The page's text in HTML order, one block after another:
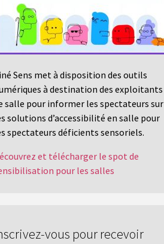
Sens met à disposition des outils
à destination des exploitants
salle pour informer les spectateurs sur
solutions d’accessibilité en salle pour
spectateurs déficients sensoriels.
et télécharger le spot de
pour les salles
vous pour recevoir